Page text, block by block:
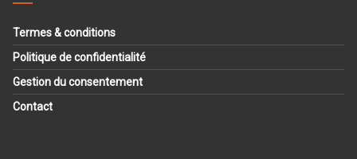
Termes & conditions
Politique de confidentialité
Gestion du consentement
Contact